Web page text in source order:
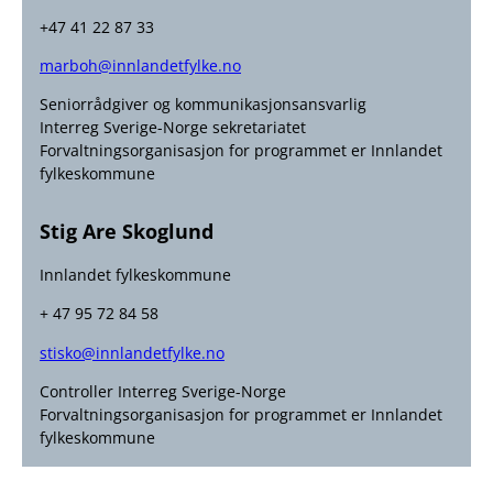
+47 41 22 87 33
marboh@innlandetfylke.no
Seniorrådgiver og kommunikasjonsansvarlig
Interreg Sverige-Norge sekretariatet
Forvaltningsorganisasjon for programmet er Innlandet
fylkeskommune
Stig Are Skoglund
Innlandet fylkeskommune
+ 47 95 72 84 58
stisko@innlandetfylke.no
Controller Interreg Sverige-Norge
Forvaltningsorganisasjon for programmet er Innlandet
fylkeskommune